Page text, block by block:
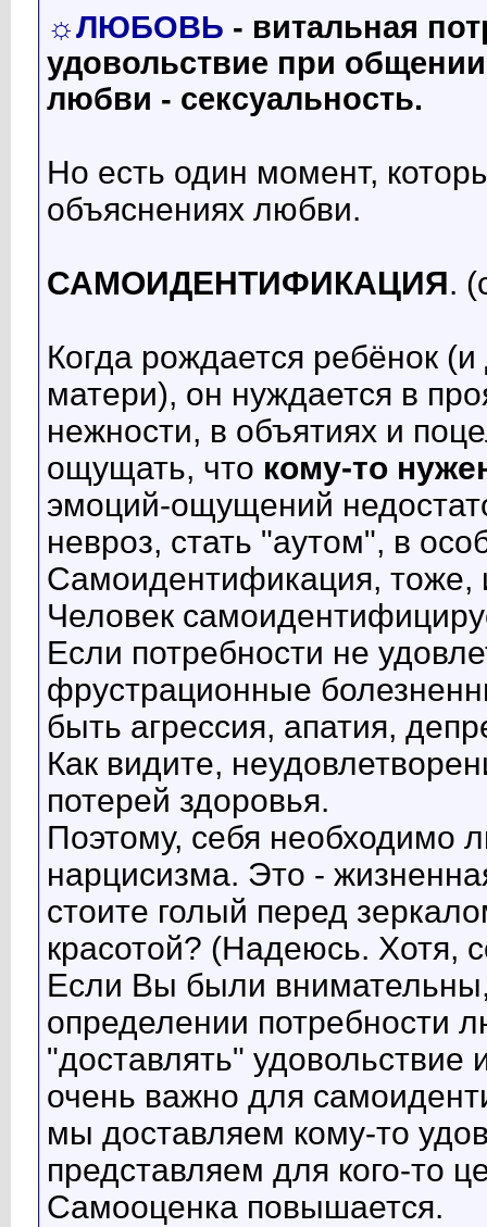
☼ЛЮБОВЬ - витальная
удовольствие при
любви - сексуальность.
Но есть один момент,
объяснениях любви.
САМОИДЕНТИФИКАЦИЯ.
Когда рождается ребёнок
матери), он нуждается в
нежности, в объятиях и
ощущать, что кому-то
эмоций-ощущений
невроз, стать "аутом", в
Самоидентификация, тоже,
Человек
Если потребности не
фрустрационные
быть агрессия, апатия,
Как видите,
потерей здоровья.
Поэтому, себя необходимо
нарцисизма. Это -
стоите голый перед
красотой? (Надеюсь. Хотя,
Если Вы были
определении потребности
"доставлять" удовольствие
очень важно для
мы доставляем кому-то
представляем для кого-то
Самооценка повышается.